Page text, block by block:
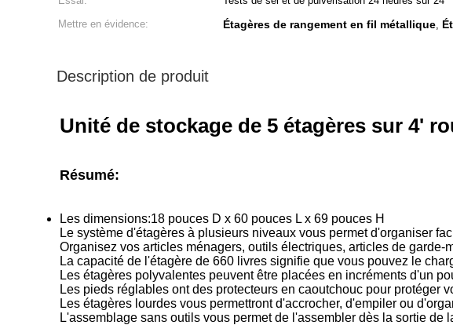
Mettre en évidence:
Étagères de rangement en fil métallique,
Description de produit
Unité de stockage de 5 étagères sur 4'
Résumé:
Les dimensions:18 pouces D x 60 pouces L x 69 pouces H
Le système d'étagères à plusieurs niveaux vous permet d'organiser
Organisez vos articles ménagers, outils électriques, articles de garde-
La capacité de l'étagère de 660 livres signifie que vous pouvez le
Les étagères polyvalentes peuvent être placées en incréments d'un
Les pieds réglables ont des protecteurs en caoutchouc pour protéger
Les étagères lourdes vous permettront d'accrocher, d'empiler ou
L'assemblage sans outils vous permet de l'assembler dès la sortie de